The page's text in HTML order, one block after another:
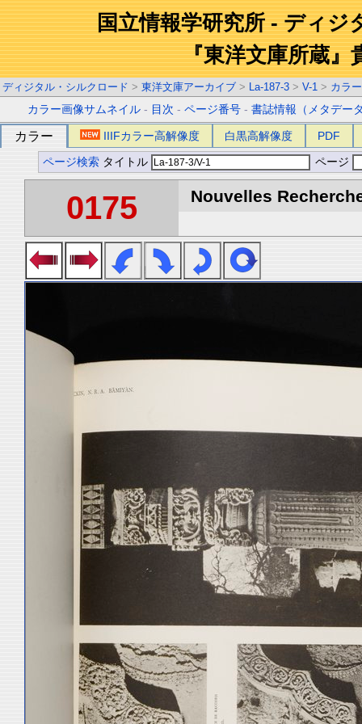
国立情報学研究所 - ディジ
『東洋文庫所蔵』
ディジタル・シルクロード > 東洋文庫アーカイブ > La-187-3 > V-1 > カラ
カラー画像サムネイル - 目次 -ページ番号 -書誌情報（メタデー
カラー IIIFカラー高解像度 白黒高解像度 PDF
ページ検索 タイトル ページ
0175 Nouvelles